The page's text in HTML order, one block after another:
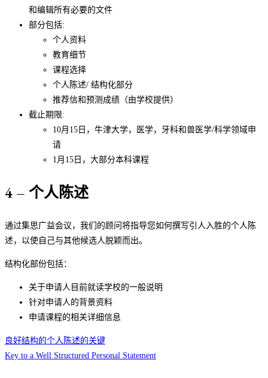
和编辑所有必要的文件
部分包括:
个人资料
教育细节
课程选择
个人陈述/ 结构化部分
推荐信和预测成绩（由学校提供）
截止期限:
10月15日，牛津大学，医学，牙科和兽医学/科学领域申
请
1月15日，大部分本科课程
4 – 个人陈述
通过集思广益会议，我们的顾问将指导您如何撰写引人入胜的个人陈
述，以使自己与其他候选人脱颖而出。
结构化部份包括：
关于申请人目前就读学校的一般说明
针对申请人的背景资料
申请课程的相关详细信息
良好结构的个人陈述的关键
Key to a Well Structured Personal Statement